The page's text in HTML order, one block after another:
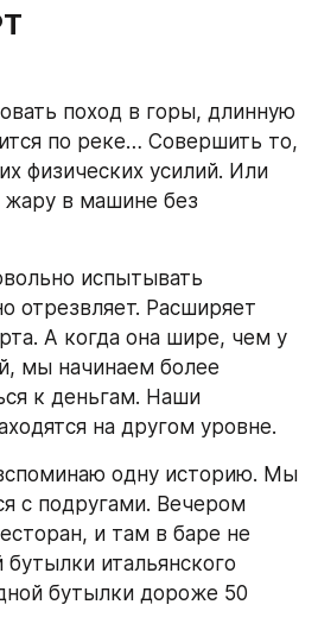
поход в горы, длинную
по реке… Совершить то,
физических усилий. Или
жару в машине без
испытывать
отрезвляет. Расширяет
А когда она шире, чем у
мы начинаем более
к деньгам. Наши
на другом уровне.
одну историю. Мы
с подругами. Вечером
и там в баре не
итальянского
бутылки дороже 50